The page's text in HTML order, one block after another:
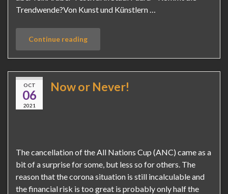
Trendwende?Von Kunst und Künstlern …
Continue reading
OCT
06
2021
Now or Never!
The cancellation of the All Nations Cup (ANC) came as a
bit of a surprise for some, but less so for others. The
reason that the corona situation is still incalculable and
the financial risk is too great is probably only half the